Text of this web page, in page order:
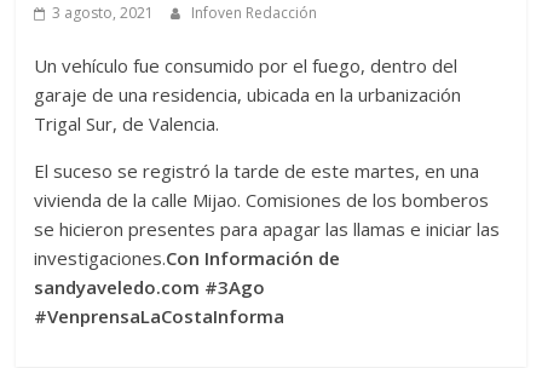
3 agosto, 2021 Infoven Redacción
Un vehículo fue consumido por el fuego, dentro del
garaje de una residencia, ubicada en la urbanización
Trigal Sur, de Valencia.
El suceso se registró la tarde de este martes, en una
vivienda de la calle Mijao. Comisiones de los bomberos
se hicieron presentes para apagar las llamas e iniciar las
investigaciones.Con Información de
sandyaveledo.com #3Ago
#VenprensaLaCostaInforma